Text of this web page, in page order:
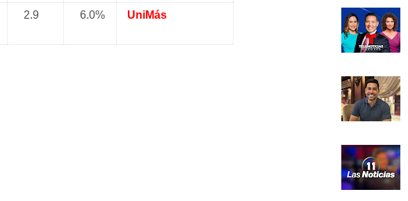
2.9 6.0% UniMás